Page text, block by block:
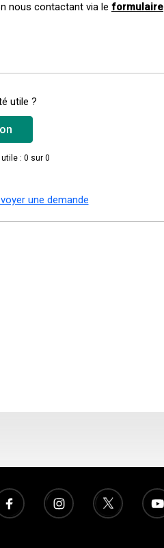
nous contactant via le formulaire
utile ?
: 0 sur 0
une demande